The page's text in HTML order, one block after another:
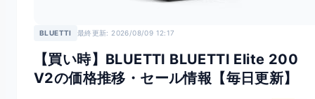
BLUETTI 最終更新: 2026/08/09 12:17
【買い時】BLUETTI BLUETTI Elite 200
V2の価格推移・セール情報【毎日更新】